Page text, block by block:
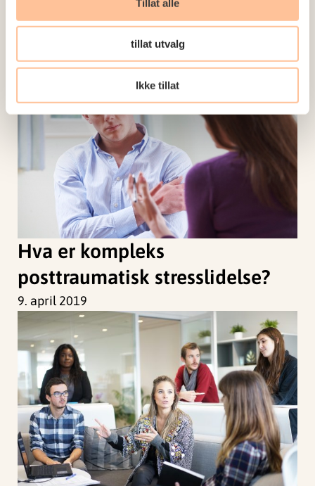
Tillat alle
tillat utvalg
Ikke tillat
spesialisthelsetjenesten
Hva er kompleks
posttraumatisk stresslidelse?
9. april 2019